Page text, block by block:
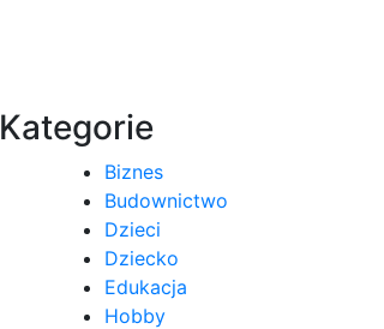
Kategorie
Biznes
Budownictwo
Dzieci
Dziecko
Edukacja
Hobby